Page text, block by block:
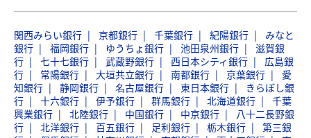
関西みらい銀行 京都銀行 千葉銀行 紀陽銀行
みなと
銀行
福岡銀行 ゆうちょ銀行 池田泉州銀行
滋賀銀
行
七十七銀行 武蔵野銀行 西日本シティ銀行
広島銀
行
常陽銀行 大垣共立銀行 南都銀行 京葉銀行
愛
知銀行
静岡銀行 名古屋銀行 東日本銀行
きらぼし銀
行
十六銀行 伊予銀行 群馬銀行 北海道銀行
千葉
興業銀行
北陸銀行 中国銀行 中京銀行
八十二長野銀
行
北洋銀行 百五銀行 足利銀行 栃木銀行
第三銀